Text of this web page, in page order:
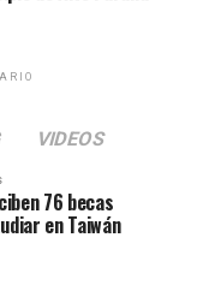
VIDEOS
76 becas
en Taiwán